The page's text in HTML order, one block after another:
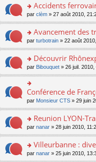
ré
e
nt
le
pl
u
s
ré
nt
n
o
n
le
pl
u
s
ré
e
a
g
e
n
o
le
pl
u
s
ré
e
nt
er
le
m
e
s
a
g
e
n
o
n
lu
le
pl
u
s
e
nt
o
n
ult
er
le
m
e
s
g
e
n
o
lu
pl
u
s
Accidents
par clèm » 27 août 2010,
o
n
ult
er
le
m
e
s
g
e
n
o
lu
Avancement des
par turbotrain » 22 août
o
n
s
ult
er
le
m
e
s
g
e
Découvrir
par Bibouquet » 26 juil.
o
n
er
le
m
e
s
Conférence de
par Monsieur CTS » 29 juin
o
n
ult
er
Reunion LYON-
par nanar » 28 juin 2010,
o
n
Villeurbanne :
par nanar » 25 juin 2010,